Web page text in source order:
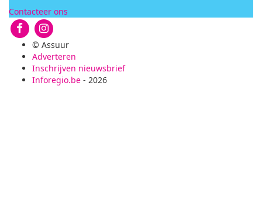
Contacteer ons
© Assuur
Adverteren
Inschrijven nieuwsbrief
Inforegio.be - 2026